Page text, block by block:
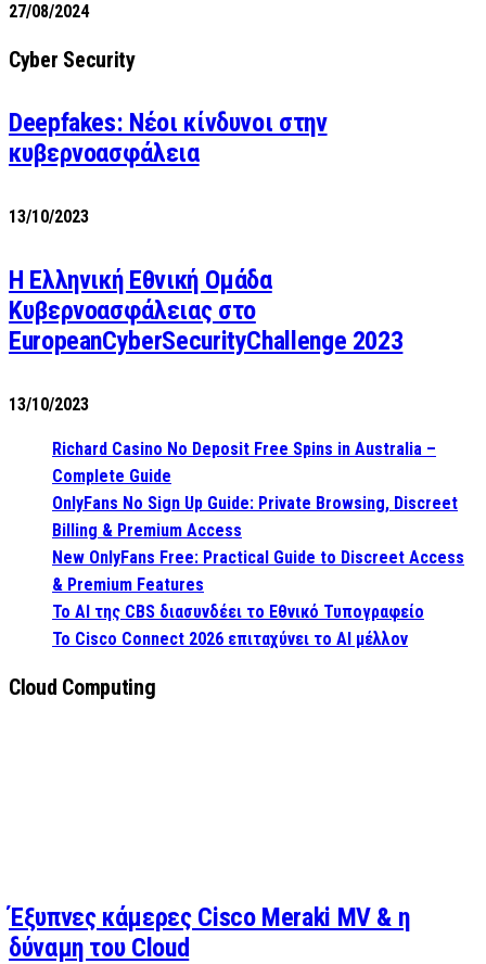
27/08/2024
Cyber Security
Deepfakes: Νέοι κίνδυνοι στην
κυβερνοασφάλεια
13/10/2023
Η Ελληνική Εθνική Ομάδα
Κυβερνοασφάλειας στο
EuropeanCyberSecurityChallenge 2023
13/10/2023
Richard Casino No Deposit Free Spins in Australia –
Complete Guide
OnlyFans No Sign Up Guide: Private Browsing, Discreet
Billing & Premium Access
New OnlyFans Free: Practical Guide to Discreet Access
& Premium Features
Το AI της CBS διασυνδέει το Εθνικό Τυπογραφείο
Το Cisco Connect 2026 επιταχύνει το AI μέλλον
Cloud Computing
Έξυπνες κάμερες Cisco Meraki MV & η
δύναμη του Cloud